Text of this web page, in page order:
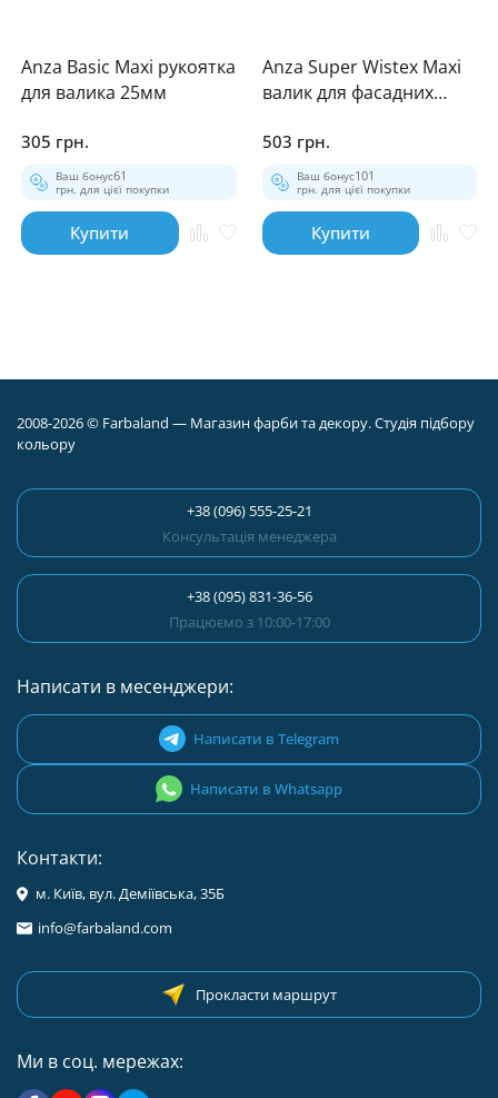
Anza Basic Maxi рукоятка
для валика 25мм
305 грн.
Ваш бонус61
грн. для цієї покупки
Купити
Anza Super Wistex Maxi
валик для фасадних
503 грн.
Ваш бонус101
грн. для цієї покупки
Купити
2008-2026 © Farbaland — Магазин фарби та декору. Студія підбору
кольору
+38 (096) 555-25-21
Консультація менеджера
+38 (095) 831-36-56
Працюємо з 10:00-17:00
Написати в месенджери:
Написати в Telegram
Написати в Whatsapp
Контакти:
м. Київ, вул. Деміївська, 35Б
info@farbaland.com
Прокласти маршрут
Ми в соц. мережах: